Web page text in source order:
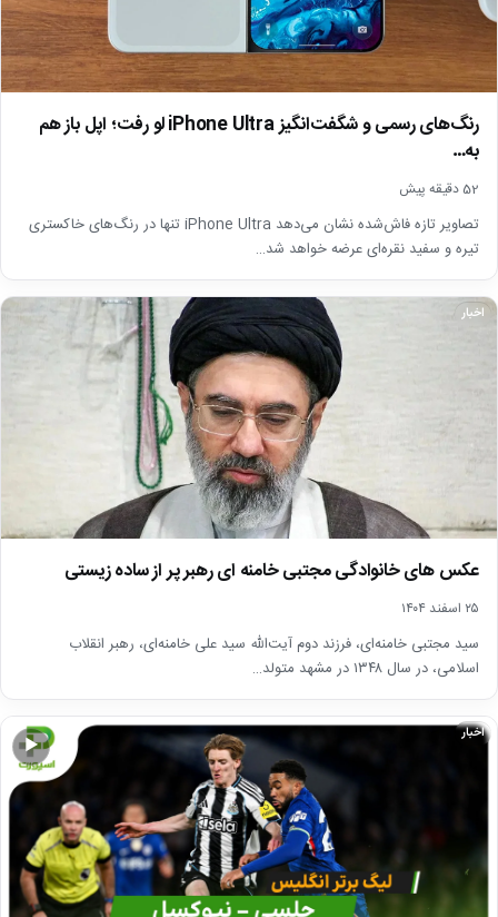
رنگ‌های رسمی و شگفت‌انگیز iPhone Ultra لو رفت؛ اپل باز هم
به…
52 دقیقه پیش
تصاویر تازه فاش‌شده نشان می‌دهد iPhone Ultra تنها در رنگ‌های خاکستری
تیره و سفید نقره‌ای عرضه خواهد شد…
اخبار
عکس های خانوادگی مجتبی خامنه ای رهبر پر از ساده زیستی
۲۵ اسفند ۱۴۰۴
سید مجتبی خامنه‌ای، فرزند دوم آیت‌الله سید علی خامنه‌ای، رهبر انقلاب
اسلامی، در سال ۱۳۴۸ در مشهد متولد…
▶
اخبار